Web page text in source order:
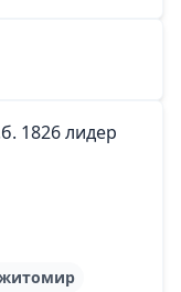
1826 лидер